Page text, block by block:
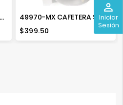
perm_identity
Iniciar
Sesión
EL8C5 CAFETERA TETERA METALICA ELECTRICA 1000W 1.8L
49970-MX CAFETERA SINGLE SERVE
Precio
$399.50